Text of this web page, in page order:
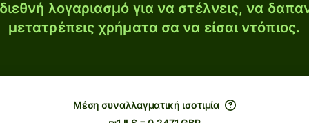
λογαριασμό για να στέλνεις, να
μετατρέπεις χρήματα σα να είσαι ντόπιος.
Μέση συναλλαγματική ισοτιμία